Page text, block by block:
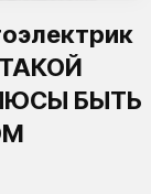
ТАКОЙ
БЫТЬ